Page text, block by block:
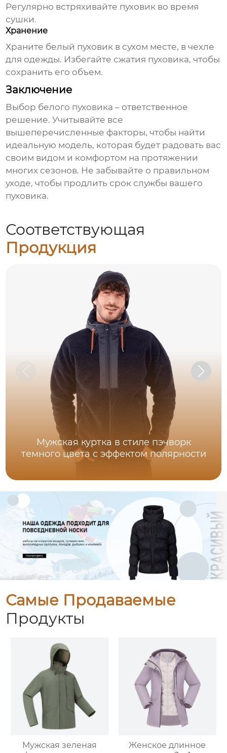
Регулярно встряхивайте пуховик во время
сушки.
Хранение
Храните белый пуховик в сухом месте, в чехле
для одежды. Избегайте сжатия пуховика, чтобы
сохранить его объем.
Заключение
Выбор белого пуховика – ответственное
решение. Учитывайте все
вышеперечисленные факторы, чтобы найти
идеальную модель, которая будет радовать вас
своим видом и комфортом на протяжении
многих сезонов. Не забывайте о правильном
уходе, чтобы продлить срок службы вашего
пуховика.
Соответствующая
Продукция
Мужская куртка в стиле пэчворк
темного цвета с эффектом полярности
Самые Продаваемые
Продукты
Мужская зеленая
Женское длинное